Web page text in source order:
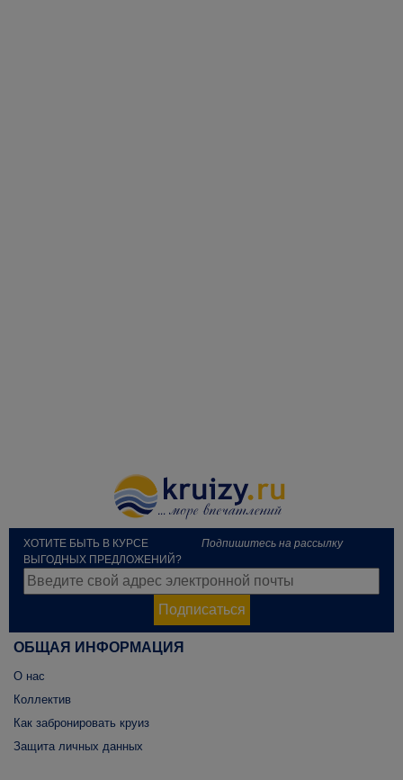
ХОТИТЕ БЫТЬ В КУРСЕ
ВЫГОДНЫХ ПРЕДЛОЖЕНИЙ?
Подпишитесь на рассылку
Подписаться
ОБЩАЯ ИНФОРМАЦИЯ
О нас
Коллектив
Как забронировать круиз
Защита личных данных